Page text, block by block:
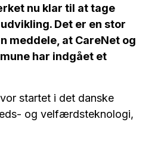
nu klar til at tage
Det er en stor
meddele, at CareNet og
har indgået et
startet i det danske
og velfærdsteknologi,